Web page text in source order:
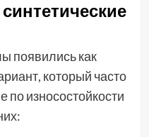
появились как
который часто
по износостойкости